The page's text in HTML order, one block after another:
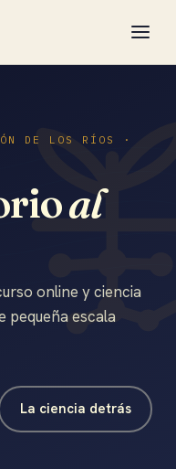
DE LOS RÍOS ·
al
online y ciencia
pequeña escala
La ciencia detrás